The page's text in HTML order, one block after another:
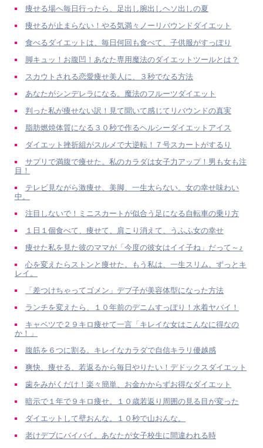
痩せる場へ毎日行ったら、足出し腕出しヘソ出しの夏
痩せるが止まらない！やる気満々ノーリバウンドダイエット
食べるダイエットは、毎日何回も食べて、子供服がすっぽり
脚キュッ！お腹凹！あなた専用魔法のダイエットツールとは？
スカウトされる恋愛痩せ美人に、３秒でなる方法
あなたがシンデレラになる。魔法のフルーツダイエット
判った私が痩せない訳！見て聞いて感じてリバウンドの真実
脂肪燃焼体質になる３０秒で作るヘルシーダイエットアイス
ダイエット挫折組がスルメで大逆転！７号スカートがするり
サプリで満腹で痩せた。私のカラダは女子力アップ！男も女も注
目！
テレビ見ながら激痩せ、美脚、一生太らない。女の幸せ味わい
中。
注目しないで！ミニスカートが似合う足になる自転車の乗り方
１日１個食べて、痩せて、肩こり消えて、うふふ女の幸せ
痩せた私を見た彼のママが「今度の彼女はイイ子ね」だって～♪
心を変えたらストンと痩せた。もう私は、一生スリム。ずっとキ
レイ。
「差つけちゃってゴメン」デブ子が美容体型になった方法
ランチを変えたら、１０年前のデニムすっぽり！水着ヤバイ！
キャベツで２９キロ痩せて一言「キレイな女はこんなに得なの
か！」
腹筋を６つに割る。キレイなカラダで自信キラリ優越感
爽快、痩せる、若返るから毎日やりたい！デドックスダイエット
歯をみがくだけ！楽々簡単、お金かからずお得なダイエット
暗示で１年で９キロ痩せ。１０歳若返り周囲の見る目が変った
ダイエットして壁おんな。１０秒で山おんな。
老けデブにバイバイ。あなたが女子校生に間違われる時